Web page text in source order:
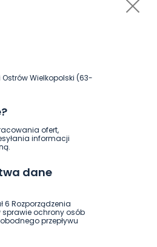
Wielkopolski (63-
ofert,
informacji
dane
6 Rozporządzenia
sprawie ochrony osób
przepływu
Centra
Chce lepszego
DOŁĄCZ DO DYSKUSJI
DODAJ SWÓJ